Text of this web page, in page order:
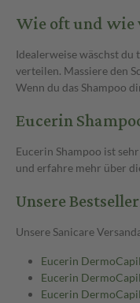
Wie oft und wie
Idealerweise wäschst du
verteilen. Massiere den
Wenn du das Shampoo
Eucerin
Eucerin Shampoo ist
und erfahre mehr über
Unsere
Unsere Sanicare
Eucerin
Eucerin
Eucerin